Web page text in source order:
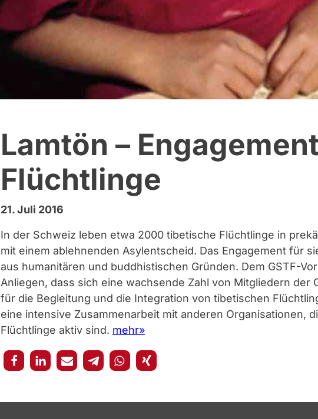
Lamtön –
Flüchtlinge
21. Juli 2016
In der Schweiz leben etwa 2000 tibetische Flüchtlinge in
mit einem ablehnenden Asylentscheid. Das Engagement für
aus humanitären und buddhistischen Gründen. Dem GSTF-
Anliegen, dass sich eine wachsende Zahl von Mitgliedern der
für die Begleitung und die Integration von tibetischen
eine intensive Zusammenarbeit mit anderen Organisationen,
Flüchtlinge aktiv sind. mehr»